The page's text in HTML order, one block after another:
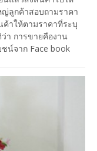
ลูกค้าสอบถามราคา
ค้าให้ตามราคาที่ระบุ
า การขายคืองาน
น์จาก Face book